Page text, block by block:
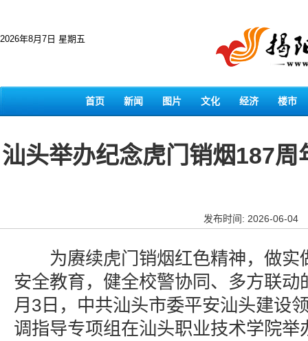
2026年8月7日 星期五
首页 新闻 图片 文化 经济 楼市
汕头举办纪念虎门销烟187
发布时间: 2026-06-04
为赓续虎门销烟红色精神，做实
安全教育，健全校警协同、多方联动
月3日，中共汕头市委平安汕头建设
调指导专项组在汕头职业技术学院举